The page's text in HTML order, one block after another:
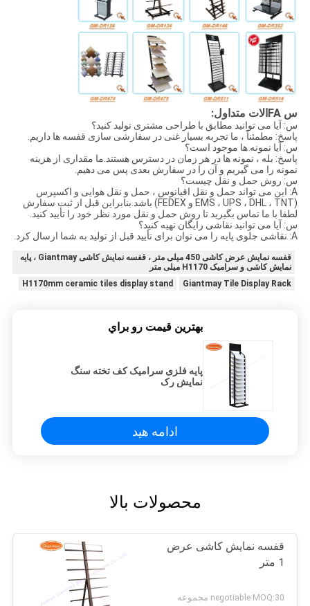
س FAالات متداول:
س: آیا می توانید مطابق با طراحی مشتری تولید کنید؟
پاسخ: مطمئناً ، ما تجربه بسیار غنی در سفارشی سازی قفسه ها داریم.
س: آیا نمونه ها موجود است؟
پاسخ: بله ، نمونه ها در هر زمان در دسترس هستند.ما مقداری از هزینه
نمونه را می گیریم و آن را در سفارش بعدی پس می دهیم.
س: روش حمل و نقل چیست؟
A: این می تواند حمل و نقل اقیانوس ، حمل و نقل هوایی و اکسپرس
(EMS ، UPS ، DHL ، TNT و FEDEX) باشد.بنابراین قبل از ثبت سفارش
لطفا با ما تماس بگیرید تا روش حمل و نقل مورد نظر خود را تأیید کنید.
س: آیا می توانید نقاشی رایگان تهیه کنید؟
A: نقاشی جلوی پایه را می توان برای تأیید قبل از تولید به شما ارسال کرد.
قفسه نمایش عرض کاشی 450 میلی متر ، قفسه نمایش کاشی Giantmay ، پایه
نمایش کاشی و سرامیک H1170 میلی متر
Giantmay Tile Display Rack
H1170mm ceramic tiles display stand
بهترين قيمت رو براي
پایه فلزی سرامیک کف تخته سنگ
نمایش رک
ادامه هید
محصولات بالا
قفسه نمایش کاشی عرض
1 متر
negotiable MOQ:30 مجموعه